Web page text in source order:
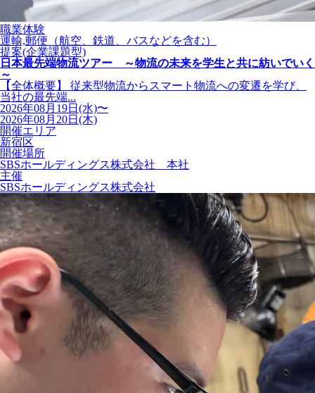
職業体験
運輸,郵便（航空、鉄道、バスなどを含む）
提案(企業課題型)
日本最先端物流ツアー ～物流の未来を学生と共に紡いでいく
～
【全体概要】 従来型物流からスマート物流への変遷を学び、
当社の最先端...
2026年08月19日(水)〜
2026年08月20日(木)
開催エリア
新宿区
開催場所
SBSホールディングス株式会社 本社
主催
SBSホールディングス株式会社